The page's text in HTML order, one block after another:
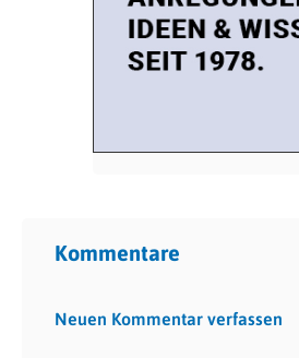
Kommentare
Neuen Kommentar verfassen